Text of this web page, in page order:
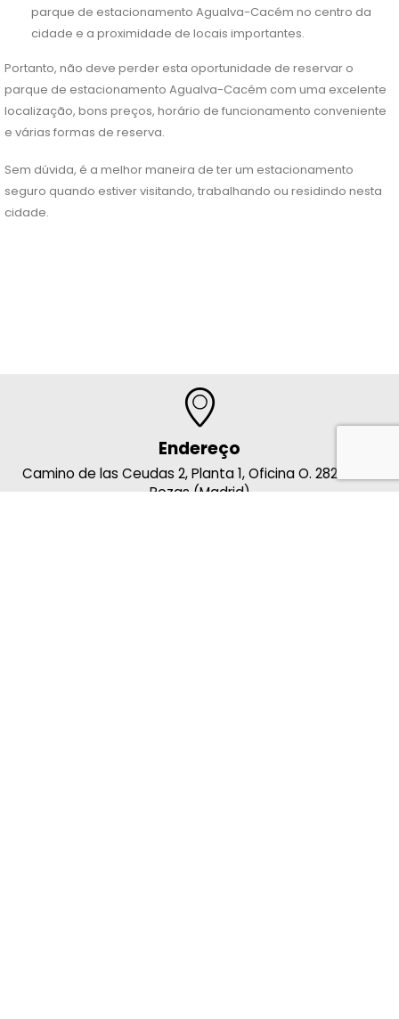
parque de estacionamento Agualva-Cacém no centro da
cidade e a proximidade de locais importantes.
Portanto, não deve perder esta oportunidade de reservar o
parque de estacionamento Agualva-Cacém com uma excelente
localização, bons preços, horário de funcionamento conveniente
e várias formas de reserva.
Sem dúvida, é a melhor maneira de ter um estacionamento
seguro quando estiver visitando, trabalhando ou residindo nesta
cidade.
Endereço
Camino de las Ceudas 2, Planta 1, Oficina O. 28232 Las
Rozas (Madrid)